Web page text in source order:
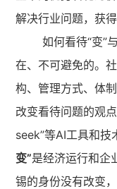
解决行业问题，获
如何看待“变”
在、不可避免的。
构、管理方式、体
改变看待问题的观
seek”等AI工具和
变”是经济运行和企
锡的身份没有改变